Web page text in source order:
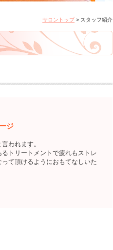
サロントップ> スタッフ紹介
ジ
われます。
トリートメントで疲れもストレ
て頂けるようにおもてなしいた